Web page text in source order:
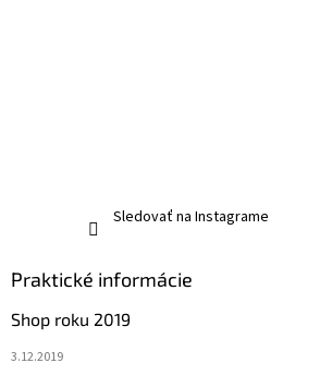
Sledovať na Instagrame
Praktické informácie
Shop roku 2019
3.12.2019